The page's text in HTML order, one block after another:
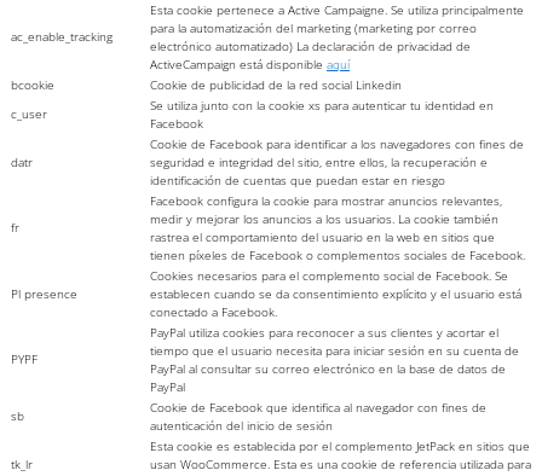
ac_enable_tracking
Esta cookie pertenece a Active Campaigne. Se utiliza principalmente
para la automatización del marketing (marketing por correo
electrónico automatizado) La declaración de privacidad de
ActiveCampaign está disponible aquí
bcookie
Cookie de publicidad de la red social Linkedin
c_user
Se utiliza junto con la cookie xs para autenticar tu identidad en
Facebook
datr
Cookie de Facebook para identificar a los navegadores con fines de
seguridad e integridad del sitio, entre ellos, la recuperación e
identificación de cuentas que puedan estar en riesgo
fr
Facebook configura la cookie para mostrar anuncios relevantes,
medir y mejorar los anuncios a los usuarios. La cookie también
rastrea el comportamiento del usuario en la web en sitios que
tienen píxeles de Facebook o complementos sociales de Facebook.
Pl presence
Cookies necesarios para el complemento social de Facebook. Se
establecen cuando se da consentimiento explícito y el usuario está
conectado a Facebook.
PYPF
PayPal utiliza cookies para reconocer a sus clientes y acortar el
tiempo que el usuario necesita para iniciar sesión en su cuenta de
PayPal al consultar su correo electrónico en la base de datos de
PayPal
sb
Cookie de Facebook que identifica al navegador con fines de
autenticación del inicio de sesión
tk_lr
Esta cookie es establecida por el complemento JetPack en sitios que
usan WooCommerce. Esta es una cookie de referencia utilizada para